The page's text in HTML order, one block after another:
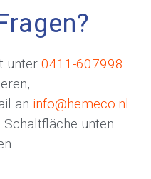
unter 0411-607998
an info@hemeco.nl
unten